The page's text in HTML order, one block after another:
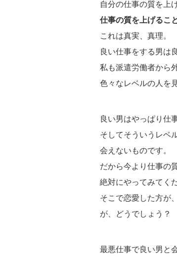
自分の仕事の質を上
仕事の質を上げるこ
これは真実、真理。
良い仕事をする男は
私も派遣労働者から
色々なレベルの人を
良い男はやっぱり仕
そしてそういうレベ
会えないものです。
だから今より仕事の
絶対にやってみてく
そこで恋愛した方が
が、どうでしょう？
最悪仕事で良い男と